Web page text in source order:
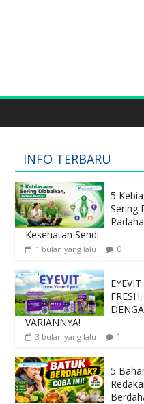
INFO TERBARU
5
Sering
Kesehatan Sendi
1 bulan yang lalu 0
VARIANNYA!
3 bulan yang lalu 1
5